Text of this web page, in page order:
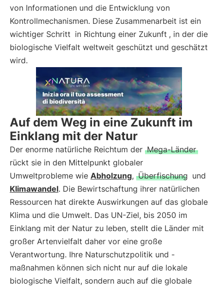
von Informationen und die Entwicklung von
Kontrollmechanismen. Diese Zusammenarbeit ist ein
wichtiger Schritt in Richtung einer Zukunft , in der die
biologische Vielfalt weltweit geschützt und geschätzt
wird.
Auf dem Weg in eine Zukunft im
Einklang mit der Natur
Der enorme natürliche Reichtum der Mega-Länder
rückt sie in den Mittelpunkt globaler
Umweltprobleme wie Abholzung, Überfischung und
Klimawandel. Die Bewirtschaftung ihrer natürlichen
Ressourcen hat direkte Auswirkungen auf das globale
Klima und die Umwelt. Das UN-Ziel, bis 2050 im
Einklang mit der Natur zu leben, stellt die Länder mit
großer Artenvielfalt daher vor eine große
Verantwortung. Ihre Naturschutzpolitik und -
maßnahmen können sich nicht nur auf die lokale
biologische Vielfalt, sondern auch auf die globale